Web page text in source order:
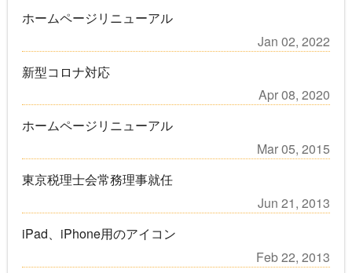
ホームページリニューアル
Jan 02, 2022
新型コロナ対応
Apr 08, 2020
ホームページリニューアル
Mar 05, 2015
東京税理士会常務理事就任
Jun 21, 2013
iPad、iPhone用のアイコン
Feb 22, 2013